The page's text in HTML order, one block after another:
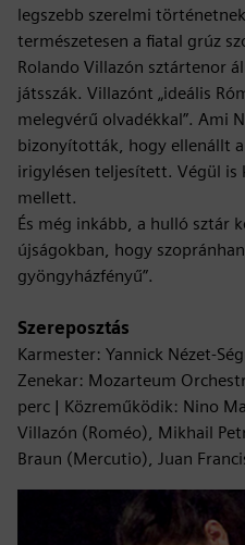
legszebb szerelmi
természetesen a fiatal grúz
Rolando Villazón sztártenor
játsszák. Villazónt „ideális
melegvérű olvadékkal”. Ami
bizonyították, hogy ellenállt
irigylésen teljesített. Végül is
mellett.
És még inkább, a hulló sztár
újságokban, hogy
gyöngyházfényű”.
Szereposztás
Karmester: Yannick Nézet-
Zenekar: Mozarteum
perc | Közreműködik: Nino
Villazón (Roméo), Mikhail
Braun (Mercutio), Juan